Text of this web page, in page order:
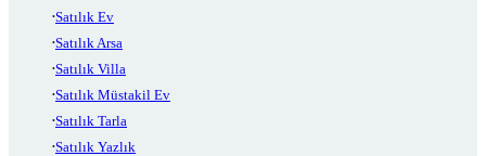
Satılık Ev
Satılık Arsa
Satılık Villa
Satılık Müstakil Ev
Satılık Tarla
Satılık Yazlık